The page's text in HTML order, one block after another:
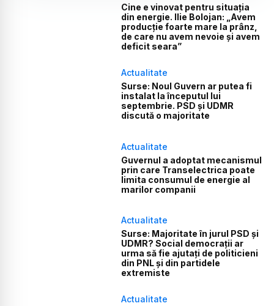
Cine e vinovat pentru situația
din energie. Ilie Bolojan: „Avem
producție foarte mare la prânz,
de care nu avem nevoie și avem
deficit seara”
Actualitate
Surse: Noul Guvern ar putea fi
instalat la începutul lui
septembrie. PSD și UDMR
discută o majoritate
Actualitate
Guvernul a adoptat mecanismul
prin care Transelectrica poate
limita consumul de energie al
marilor companii
Actualitate
Surse: Majoritate în jurul PSD și
UDMR? Social democrații ar
urma să fie ajutați de politicieni
din PNL și din partidele
extremiste
Actualitate